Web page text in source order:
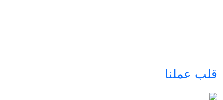
قلب عملنا